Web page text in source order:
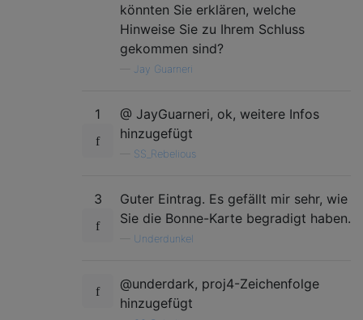
könnten Sie erklären, welche
Hinweise Sie zu Ihrem Schluss
gekommen sind?
Jay Guarneri
1
@ JayGuarneri, ok, weitere Infos
hinzugefügt
SS_Rebelious
3
Guter Eintrag. Es gefällt mir sehr, wie
Sie die Bonne-Karte begradigt haben.
Underdunkel
@underdark, proj4-Zeichenfolge
hinzugefügt